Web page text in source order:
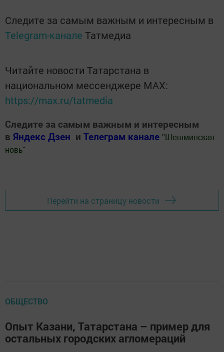
Следите за самым важным и интересным в
Telegram-канале Татмедиа
Читайте новости Татарстана в
национальном мессенджере MАХ:
https://max.ru/tatmedia
Следите за самым важным и интересным
в Яндекс Дзен и Телеграм канале " Шешминская
новь"
Перейти на страницу новости
ОБЩЕСТВО
Опыт Казани, Татарстана – пример для
остальных городских агломераций